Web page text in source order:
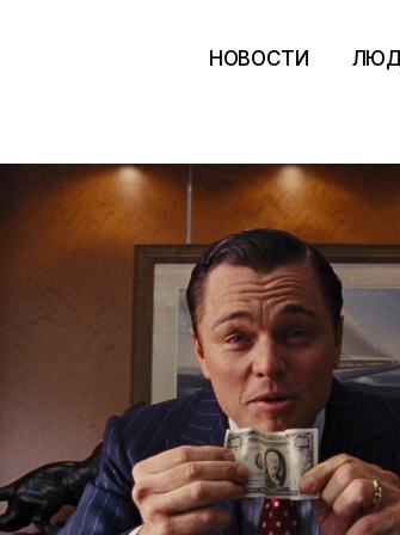
НОВОСТИ